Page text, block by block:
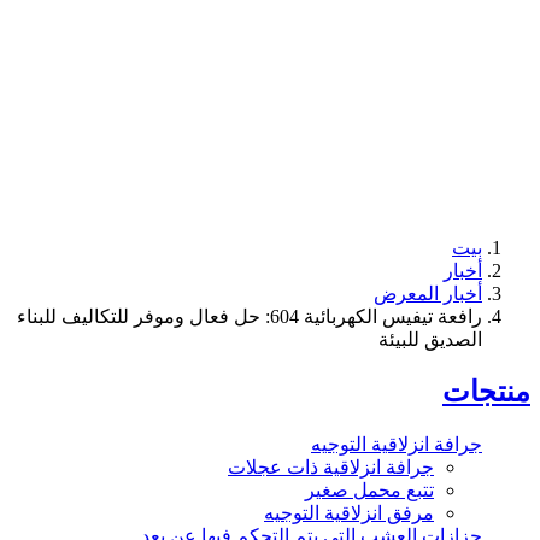
المعرض
رافعة تيفيس الكهربائية 604: حل فعال وموفر للتكاليف للبناء
للبيئة
انزلاقية التوجيه
جرافة انزلاقية ذات عجلات
تتبع محمل صغير
مرفق انزلاقية التوجيه
العشب التي يتم التحكم فيها عن بعد